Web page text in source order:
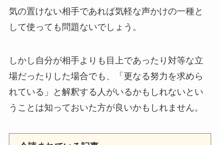
気の置けない相手であれば気軽な声かけの一種と
して使っても問題ないでしょう。
しかし自分が相手よりも目上であったり対等な立
場だったりした場合でも、「更なる努力を求めら
れている」と解釈する人がいるかもしれないとい
うことは知っておいた方が良いかもしれません。